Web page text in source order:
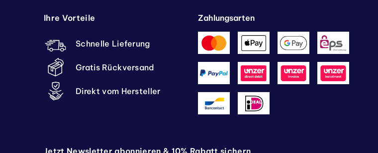
Ihre Vorteile
Schnelle Lieferung
Gratis Rückversand
Direkt vom Hersteller
Zahlungsarten
Jetzt Newsletter abonnieren & 10% Rabatt sichern